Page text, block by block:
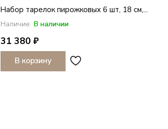
Набор тарелок пирожковых 6 шт, 18 см,...
Наличие: В наличии
31 380 ₽
В корзину